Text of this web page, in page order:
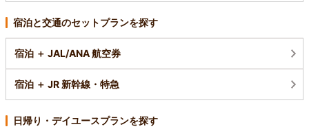
宿泊と交通のセットプランを探す
宿泊 ＋ JAL/ANA 航空券
宿泊 ＋ JR 新幹線・特急
日帰り・デイユースプランを探す